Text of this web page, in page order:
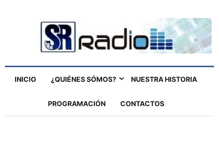
INICIO ¿QUIÉNES SÓMOS? NUESTRA HISTORIA
PROGRAMACIÓN CONTACTOS